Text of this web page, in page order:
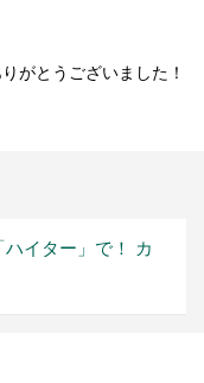
がとうございました！
イター」で！ カ